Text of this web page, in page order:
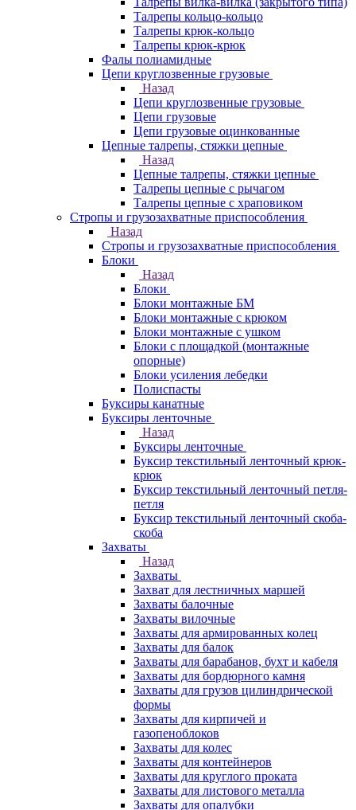
Талрепы кольцо-кольцо
Талрепы крюк-кольцо
Талрепы крюк-крюк
Фалы полиамидные
Цепи круглозвенные грузовые
Назад
Цепи круглозвенные грузовые
Цепи грузовые
Цепи грузовые оцинкованные
Цепные талрепы, стяжки цепные
Назад
Цепные талрепы, стяжки цепные
Талрепы цепные с рычагом
Талрепы цепные с храповиком
Стропы и грузозахватные приспособления
Назад
Стропы и грузозахватные приспособления
Блоки
Назад
Блоки
Блоки монтажные БМ
Блоки монтажные с крюком
Блоки монтажные с ушком
Блоки с площадкой (монтажные
опорные)
Блоки усиления лебедки
Полиспасты
Буксиры канатные
Буксиры ленточные
Назад
Буксиры ленточные
Буксир текстильный ленточный крюк-
крюк
Буксир текстильный ленточный петля-
петля
Буксир текстильный ленточный скоба-
скоба
Захваты
Назад
Захваты
Захват для лестничных маршей
Захваты балочные
Захваты вилочные
Захваты для армированных колец
Захваты для балок
Захваты для барабанов, бухт и кабеля
Захваты для бордюрного камня
Захваты для грузов цилиндрической
формы
Захваты для кирпичей и
газопеноблоков
Захваты для колес
Захваты для контейнеров
Захваты для круглого проката
Захваты для листового металла
Захваты для опалубки